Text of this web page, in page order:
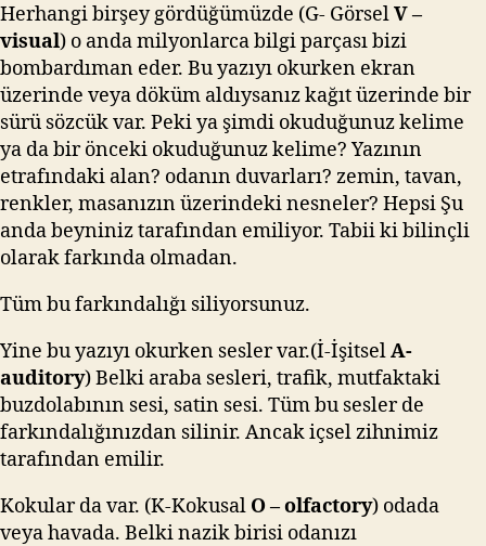
Herhangi birşey gördüğümüzde (G- GörselV –
visual) o anda milyonlarca bilgi parçası bizi
bombardıman eder. Bu yazıyı okurken ekran
üzerinde veya döküm aldıysanız kağıt üzerinde bir
sürü sözcük var. Peki ya şimdi okuduğunuz kelime
ya da bir önceki okuduğunuz kelime? Yazının
etrafındaki alan? odanın duvarları? zemin, tavan,
renkler, masanızın üzerindeki nesneler? Hepsi Şu
anda beyniniz tarafından emiliyor. Tabii ki bilinçli
olarak farkında olmadan.
Tüm bu farkındalığı siliyorsunuz.
Yine bu yazıyı okurken sesler var.(İ-İşitselA-
auditory) Belki araba sesleri, trafik, mutfaktaki
buzdolabının sesi, satin sesi. Tüm bu sesler de
farkındalığınızdan silinir. Ancak içsel zihnimiz
tarafından emilir.
Kokular da var. (K-Kokusal O – olfactory) odada
veya havada. Belki nazik birisi odanızı